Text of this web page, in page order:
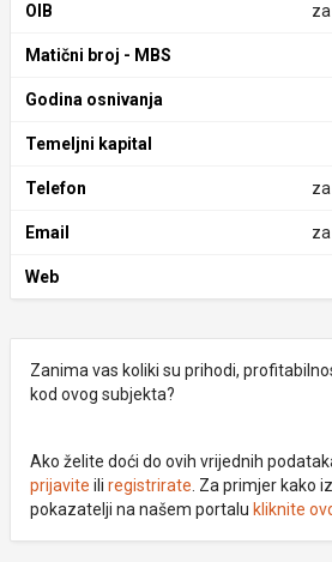
OIB
Matični broj - MBS
Godina osnivanja
Temeljni kapital
Telefon
Email
Web
Zanima vas koliki su prihodi,
kod ovog subjekta?
Ako želite doći do ovih vrijednih
prijavite ili registrirate . Za primjer kako
pokazatelji na našem portalu kliknite